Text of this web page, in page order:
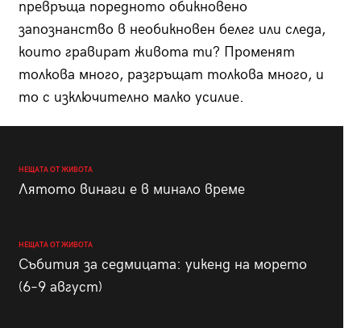
превръща поредното обикновено
запознанство в необикновен белег или следа,
които гравират живота ти? Променят
толкова много, разгръщат толкова много, и
то с изключително малко усилие.
НЕЩАТА ОТ ЖИВОТА
Лятото винаги е в минало време
НЕЩАТА ОТ ЖИВОТА
Събития за седмицата: уикенд на морето
(6–9 август)